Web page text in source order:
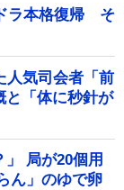
ラ本格復帰 そ
人気司会者「前
「体に秒針が
局が20個用
ん」のゆで卵